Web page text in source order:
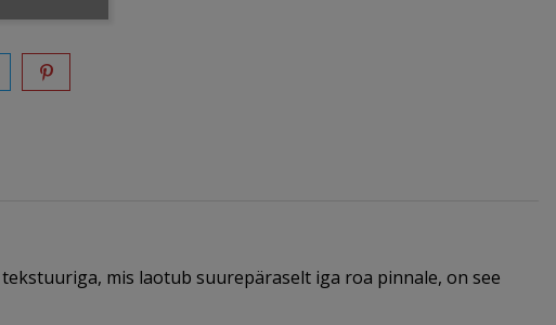
mis laotub suurepäraselt iga roa pinnale, on see